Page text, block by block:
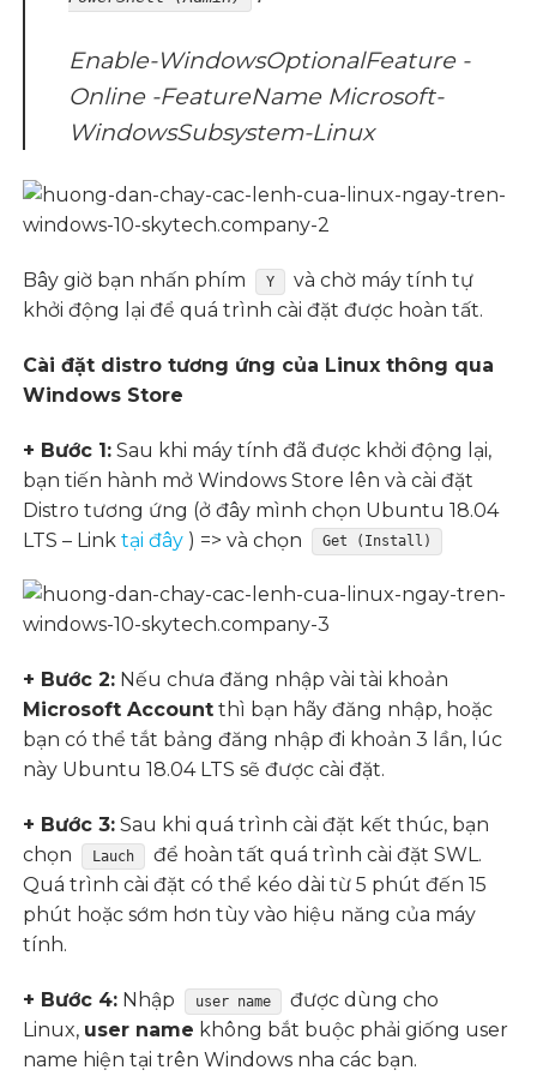
Enable-WindowsOptionalFeature -
Online -FeatureName Microsoft-
WindowsSubsystem-Linux
Bây giờ bạn nhấn phím Y
và chờ máy tính tự
khởi động lại để quá trình cài đặt được hoàn tất.
Cài đặt distro tương ứng của Linux thông qua
Windows Store
+ Bước 1: Sau khi máy tính đã được khởi động lại,
bạn tiến hành mở Windows Store lên và cài đặt
Distro tương ứng (ở đây mình chọn Ubuntu 18.04
LTS – Linktại đây ) => và chọn Get (Install)
+ Bước 2: Nếu chưa đăng nhập vài tài khoản
Microsoft Account thì bạn hãy đăng nhập, hoặc
bạn có thể tắt bảng đăng nhập đi khoản 3 lần, lúc
này Ubuntu 18.04 LTS sẽ được cài đặt.
+ Bước 3: Sau khi quá trình cài đặt kết thúc, bạn
chọn
Lauch
để hoàn tất quá trình cài đặt SWL.
Quá trình cài đặt có thể kéo dài từ 5 phút đến 15
phút hoặc sớm hơn tùy vào hiệu năng của máy
tính.
+ Bước 4: Nhập user name
được dùng cho
Linux, user name không bắt buộc phải giống user
name hiện tại trên Windows nha các bạn.